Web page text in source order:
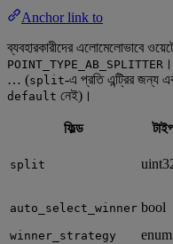
Anchor link to
ব্যবহারকারীদের এলোমেলোভাবে
POINT_TYPE_AB_SPLITTER
… (split-এ প্রতি এন্ট্রির জন্য
default নেই)।
ফিল্ড
split
auto_select_winner bool
winner_strategy enum